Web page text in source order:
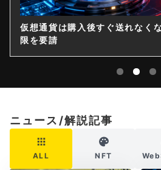
ステーブルコインJPYC発行元
物流大手も出資参画
ニュース/解説記事
ALL NFT